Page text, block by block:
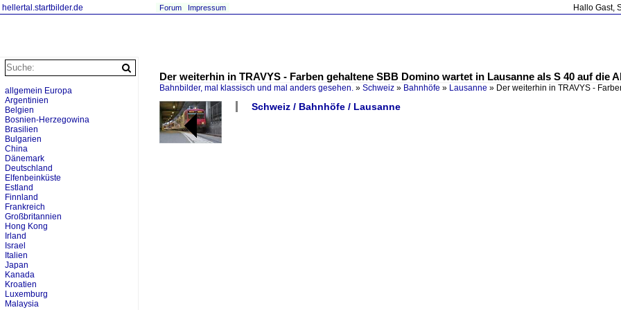
hellertal.startbilder.de Hallo Gast,
Forum Impressum
Der weiterhin in TRAVYS - Farben gehaltene SBB Domino wartet in Lausanne als S 40 auf die
Bahnbilder, mal klassisch und mal anders gesehen. » Schweiz » Bahnhöfe » Lausanne » Der weiterhin in TRAVYS -
Schweiz / Bahnhöfe / Lausanne
allgemein Europa
Argentinien
Belgien
Bosnien-Herzegowina
Brasilien
Bulgarien
China
Dänemark
Deutschland
Elfenbeinküste
Estland
Finnland
Frankreich
Großbritannien
Hong Kong
Irland
Israel
Italien
Japan
Kanada
Kroatien
Luxemburg
Malaysia